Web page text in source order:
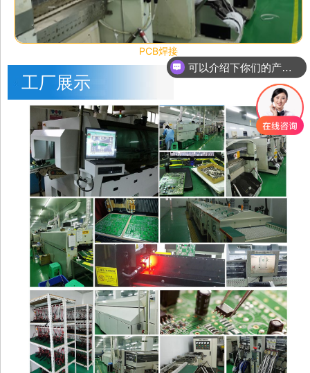
PCB焊接
工厂展示
你们是怎么收费的呢